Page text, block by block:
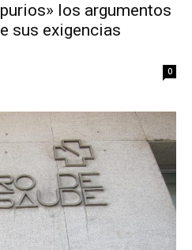
los argumentos
sus exigencias
0